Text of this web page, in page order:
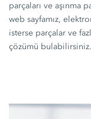
parçaları ve aşınma
web sayfamız,
isterse parçalar ve
çözümü bulabilirsiniz.